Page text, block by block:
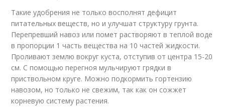
Такие удобрения не только восполнят дефицит
питательных веществ, но и улучшат структуру грунта.
Перепревший навоз или помет растворяют в теплой воде
в пропорции 1 часть вещества на 10 частей жидкости.
Проливают землю вокруг куста, отступив от центра 15-20
см. С помощью перегноя мульчируют грядки в
приствольном круге. Можно подкормить гортензию
навозом, но только не свежим, так как он сожжет
корневую систему растения.